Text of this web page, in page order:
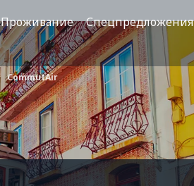
Проживание Спецпредложения
CommutAir